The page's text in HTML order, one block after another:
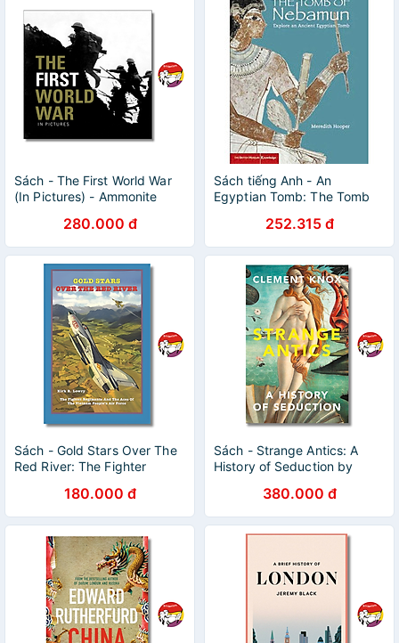
Sách - The First World War
(In Pictures) - Ammonite
History Nonfiction
280.000 đ
Sách tiếng Anh - An
Egyptian Tomb: The Tomb
252.315 đ
Sách - Gold Stars Over The
Red River: The Fighter
Vietnam People's Air Force
180.000 đ
Sách - Strange Antics: A
History of Seduction by
History - English Science
Book
380.000 đ